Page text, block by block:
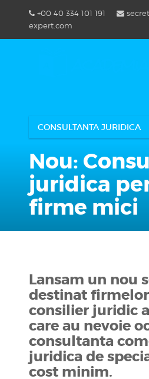
content
+00 40 334 101 191
expert.com
CONSULTANTA JURIDICA
Nou:
juridica
firme mici
Lansam un nou
destinat
consilier juridic
care au nevoie
consultanta
juridica de
cost minim.